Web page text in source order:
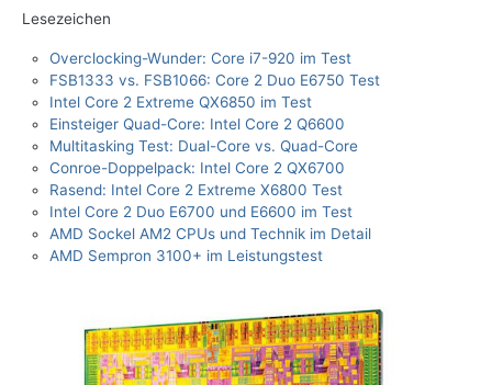
Lesezeichen
Overclocking-Wunder: Core i7-920 im Test
FSB1333 vs. FSB1066: Core 2 Duo E6750 Test
Intel Core 2 Extreme QX6850 im Test
Einsteiger Quad-Core: Intel Core 2 Q6600
Multitasking Test: Dual-Core vs. Quad-Core
Conroe-Doppelpack: Intel Core 2 QX6700
Rasend: Intel Core 2 Extreme X6800 Test
Intel Core 2 Duo E6700 und E6600 im Test
AMD Sockel AM2 CPUs und Technik im Detail
AMD Sempron 3100+ im Leistungstest